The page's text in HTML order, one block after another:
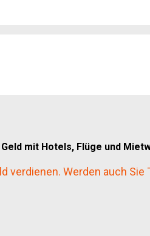
mit Hotels, Flüge und
verdienen. Werden auch